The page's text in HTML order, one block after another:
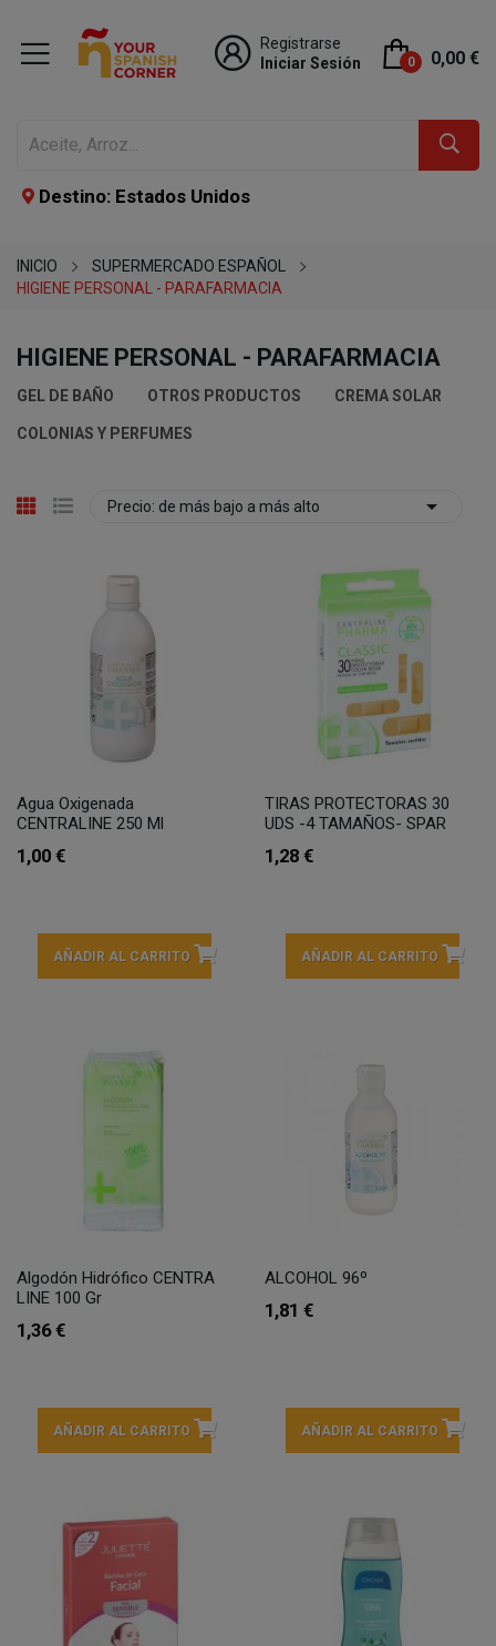
Registrarse
Iniciar Sesión
0 0,00 €
Destino: Estados Unidos
INICIO
SUPERMERCADO ESPAÑOL
HIGIENE PERSONAL - PARAFARMACIA
HIGIENE PERSONAL - PARAFARMACIA
GEL DE BAÑO OTROS PRODUCTOS CREMA SOLAR
COLONIAS Y PERFUMES
Precio: de más bajo a más alto 
Agua Oxigenada
CENTRALINE 250 Ml
1,00 €
AÑADIR AL CARRITO
TIRAS PROTECTORAS 30
UDS -4 TAMAÑOS- SPAR
1,28 €
AÑADIR AL CARRITO
Algodón Hidrófico CENTRA
LINE 100 Gr
1,36 €
AÑADIR AL CARRITO
ALCOHOL 96º
1,81 €
AÑADIR AL CARRITO